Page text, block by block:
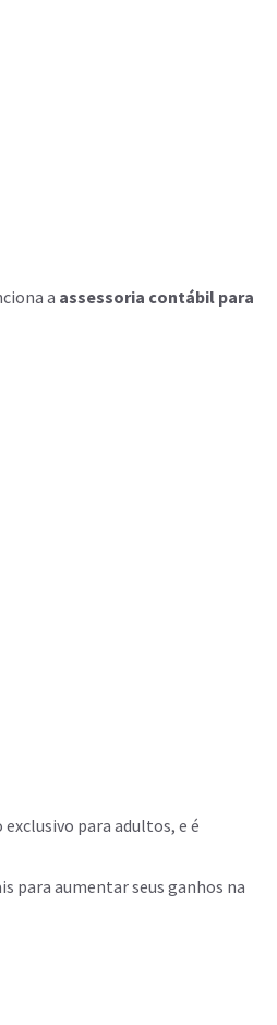
a assessoria contábil para
para adultos, e é
para aumentar seus ganhos na